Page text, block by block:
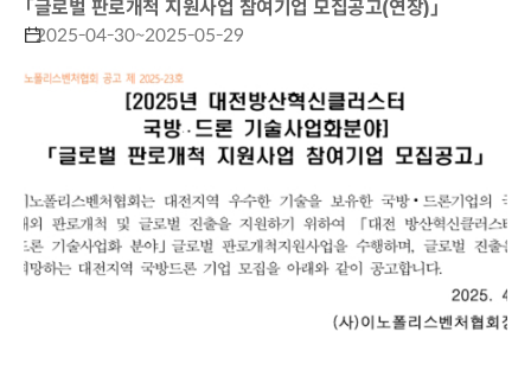
「글로벌 판로개척 지원사업 참여기업 모집공고(연장)」
2025-04-30~2025-05-29